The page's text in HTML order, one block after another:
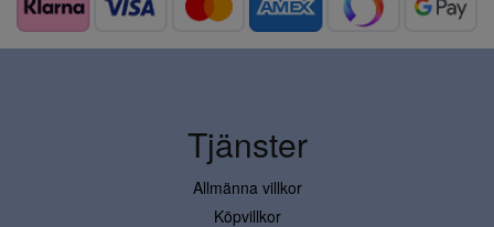
Tjänster
Allmänna villkor
Köpvillkor